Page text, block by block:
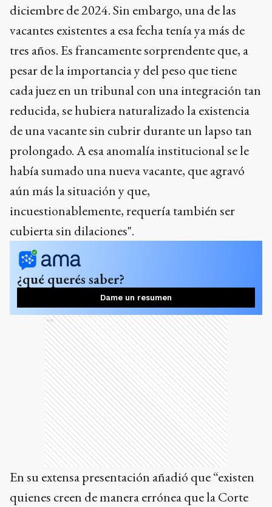
diciembre de 2024. Sin embargo, una de las
vacantes existentes a esa fecha tenía ya más de
tres años. Es francamente sorprendente que, a
pesar de la importancia y del peso que tiene
cada juez en un tribunal con una integración tan
reducida, se hubiera naturalizado la existencia
de una vacante sin cubrir durante un lapso tan
prolongado. A esa anomalía institucional se le
había sumado una nueva vacante, que agravó
aún más la situación y que,
incuestionablemente, requería también ser
cubierta sin dilaciones".
¿qué querés saber?
Dame un resumen
Ads
En su extensa presentación añadió que “existen
quienes creen de manera errónea que la Corte